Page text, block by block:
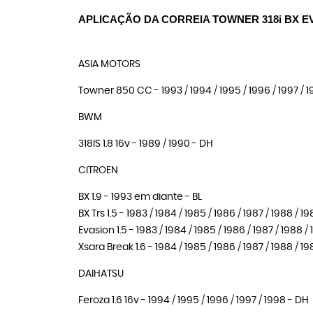
APLICAÇÃO DA CORREIA TOWNER 318i BX
ASIA MOTORS
Towner 850 CC - 1993 / 1994 / 1995 / 1996 / 1997 /
BWM
318IS 1.8 16v - 1989 / 1990 - DH
CITROEN
BX 1.9 - 1993 em diante - BL
BX Trs 1.5 - 1983 / 1984 / 1985 / 1986 / 1987 / 1988 /
Evasion 1.5 - 1983 / 1984 / 1985 / 1986 / 1987 / 1988 /
Xsara Break 1.6 - 1984 / 1985 / 1986 / 1987 / 1988 /
DAIHATSU
Feroza 1.6 16v - 1994 / 1995 / 1996 / 1997 / 1998 - DH